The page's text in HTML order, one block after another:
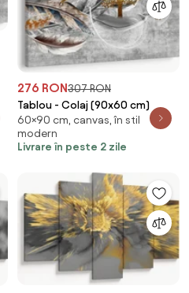
276 RON307 RON
Tablou - Colaj (90x60 cm)
60×90 cm, canvas, în stil
modern
Livrare în peste 2 zile